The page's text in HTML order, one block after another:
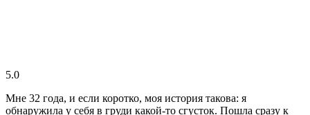
5.0
Мне 32 года, и если коротко, моя история такова: я
обнаружила у себя в груди какой-то сгусток. Пошла сразу к